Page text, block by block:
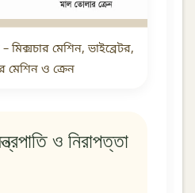
– মিক্সচার মেশিন, ভাইব্রেটর,
মেশিন ও ক্রেন
ও নিরাপত্তা